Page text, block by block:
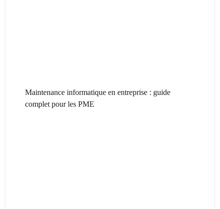
Maintenance informatique en entreprise : guide
complet pour les PME